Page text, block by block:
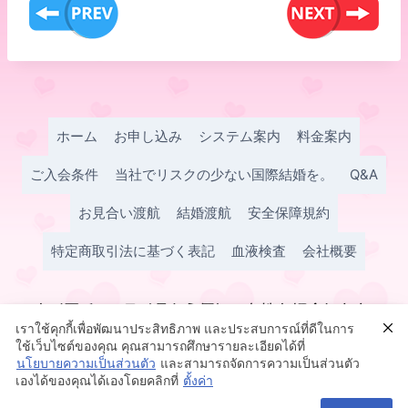
ホーム お申し込み システム案内 料金案内
ご入会条件 当社でリスクの少ない国際結婚を。 Q&A
お見合い渡航 結婚渡航 安全保障規約
特定商取引法に基づく表記 血液検査 会社概要
© 2026 タイ国際結婚 いちごマリッジ チェンライ県よりご
เราใช้คุกกี้เพื่อพัฒนาประสิทธิภาพ และประสบการณ์ที่ดีในการ
ใช้เว็บไซต์ของคุณ คุณสามารถศึกษารายละเอียดได้ที่
นโยบายความเป็นส่วนตัว และสามารถจัดการความเป็นส่วนตัว
เองได้ของคุณได้เองโดยคลิกที่ ตั้งค่า